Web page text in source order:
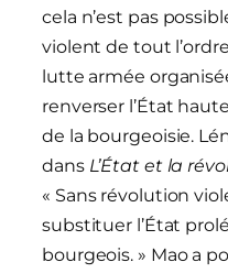
cela n’est pas
violent de tout
lutte armée
renverser l’État
de la bourgeoisie.
dans L’État et la
« Sans révolution
substituer l’État
bourgeois. » Mao a